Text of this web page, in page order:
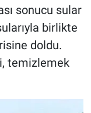
sonucu sular
birlikte
doldu.
temizlemek